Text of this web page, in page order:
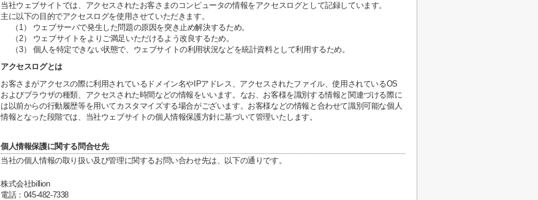
当社ウェブサイトでは、アクセスされたお客さまのコンピュータの情報をアクセスログとして記録しています。
主に以下の目的でアクセスログを使用させていただきます。
（1） ウェブサーバで発生した問題の原因を突き止め解決するため。
（2） ウェブサイトをよりご満足いただけるよう改良するため。
（3） 個人を特定できない状態で、ウェブサイトの利用状況などを統計資料として利用するため。
アクセスログとは
お客さまがアクセスの際に利用されているドメイン名やIPアドレス、アクセスされたファイル、使用されているOS
およびブラウザの種類、アクセスされた時間などの情報をいいます。なお、お客様を識別する情報と関連づける際に
は以前からの行動履歴等を用いてカスタマイズする場合がございます。お客様などの情報と合わせて識別可能な個人
情報となった段階では、当社ウェブサイトの個人情報保護方針に基づいて管理いたします。
個人情報保護に関する問合せ先
当社の個人情報の取り扱い及び管理に関するお問い合わせ先は、以下の通りです。
株式会社billion
電話：045-482-7338